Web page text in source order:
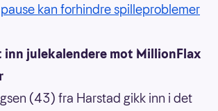
kan forhindre spilleproblemer
julekalendere mot MillionFlax
(43) fra Harstad gikk inn i det